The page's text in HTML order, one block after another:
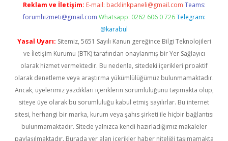
Reklam ve İletişim: E-mail: backlinkpaneli@gmail.com Teams:
forumhizmeti@gmail.com Whatsapp: 0262 606 0 726 Telegram:
@karabul
Yasal Uyarı: Sitemiz, 5651 Sayılı Kanun gereğince Bilgi Teknolojileri
ve İletişim Kurumu (BTK) tarafından onaylanmış bir Yer Sağlayıcı
olarak hizmet vermektedir. Bu nedenle, sitedeki içerikleri proaktif
olarak denetleme veya araştırma yükümlülüğümüz bulunmamaktadır.
Ancak, üyelerimiz yazdıkları içeriklerin sorumluluğunu taşımakta olup,
siteye üye olarak bu sorumluluğu kabul etmiş sayılırlar. Bu internet
sitesi, herhangi bir marka, kurum veya şahıs şirketi ile hiçbir bağlantısı
bulunmamaktadır. Sitede yalnızca kendi hazırladığımız makaleler
paylaşılmaktadır. Burada yer alan içerikler haber niteliği taşımamakta